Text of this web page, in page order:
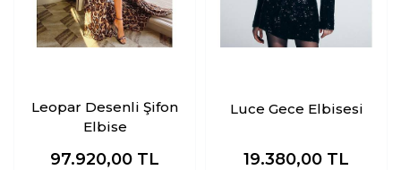
Leopar Desenli Şifon
Elbise
97.920,00 TL
Luce Gece Elbisesi
19.380,00 TL